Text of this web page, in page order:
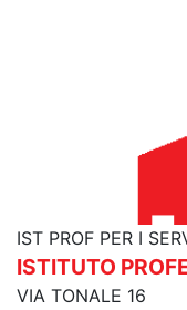
IST PROF PER I
ISTITUTO
VIA TONALE 16